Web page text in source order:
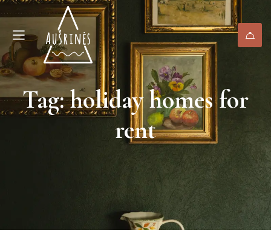
Tag: holiday homes for
rent